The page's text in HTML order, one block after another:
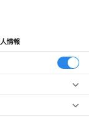
情報